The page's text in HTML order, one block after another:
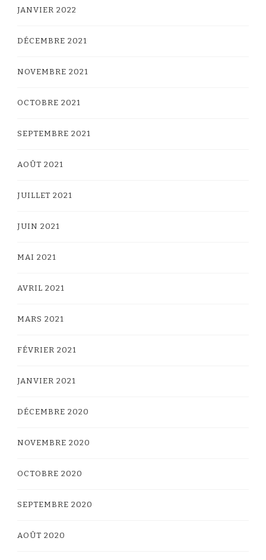
JANVIER 2022
DÉCEMBRE 2021
NOVEMBRE 2021
OCTOBRE 2021
SEPTEMBRE 2021
AOÛT 2021
JUILLET 2021
JUIN 2021
MAI 2021
AVRIL 2021
MARS 2021
FÉVRIER 2021
JANVIER 2021
DÉCEMBRE 2020
NOVEMBRE 2020
OCTOBRE 2020
SEPTEMBRE 2020
AOÛT 2020